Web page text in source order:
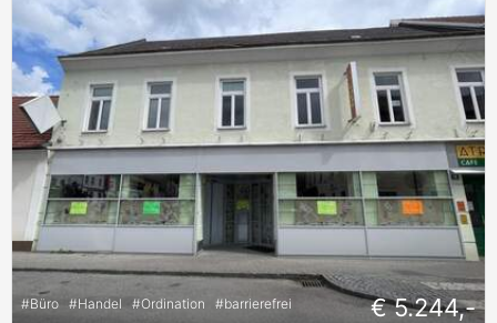
#Büro #Handel #Ordination #barrierefrei € 5.244,-